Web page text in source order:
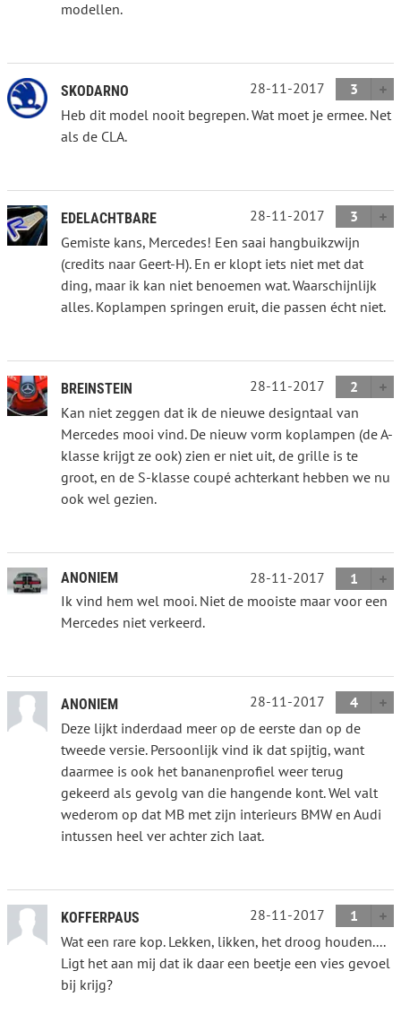
modellen.
SKODARNO 28-11-2017
3
Heb dit model nooit begrepen. Wat moet je ermee. Net
als de CLA.
EDELACHTBARE 28-11-2017
3
Gemiste kans, Mercedes! Een saai hangbuikzwijn
(credits naar Geert-H). En er klopt iets niet met dat
ding, maar ik kan niet benoemen wat. Waarschijnlijk
alles. Koplampen springen eruit, die passen écht niet.
BREINSTEIN 28-11-2017
2
Kan niet zeggen dat ik de nieuwe designtaal van
Mercedes mooi vind. De nieuw vorm koplampen (de A-
klasse krijgt ze ook) zien er niet uit, de grille is te
groot, en de S-klasse coupé achterkant hebben we nu
ook wel gezien.
ANONIEM 28-11-2017
1
Ik vind hem wel mooi. Niet de mooiste maar voor een
Mercedes niet verkeerd.
ANONIEM 28-11-2017
4
Deze lijkt inderdaad meer op de eerste dan op de
tweede versie. Persoonlijk vind ik dat spijtig, want
daarmee is ook het bananenprofiel weer terug
gekeerd als gevolg van die hangende kont. Wel valt
wederom op dat MB met zijn interieurs BMW en Audi
intussen heel ver achter zich laat.
KOFFERPAUS 28-11-2017
1
Wat een rare kop. Lekken, likken, het droog houden....
Ligt het aan mij dat ik daar een beetje een vies gevoel
bij krijg?